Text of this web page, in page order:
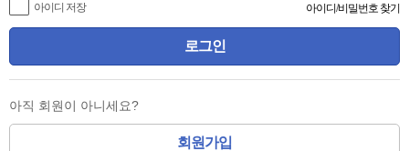
아이디 저장 아이디 /비밀번호 찾기
아직 회원이 아니세요?
회원가입